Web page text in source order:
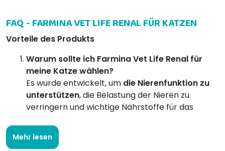
anna g
16-05-2020
La mia gatta si ciba con voglia e appetito e ‘ quello che serve x lei
Silvia C
Ormai immancabile nella dieta di Ulisse!
Letizia P
Ottimo prodotto che ha migliorato la salute della mia gatta
FAQ - FARMINA VET LIFE RENAL FÜR KATZEN
Vorteile des Produkts
Warum sollte ich Farmina Vet Life Renal für
meine Katze wählen?
Es wurde entwickelt, um die Nierenfunktion zu
unterstützen, die Belastung der Nieren zu
verringern und wichtige Nährstoffe für das
bereitzustellen.
Mehr lesen